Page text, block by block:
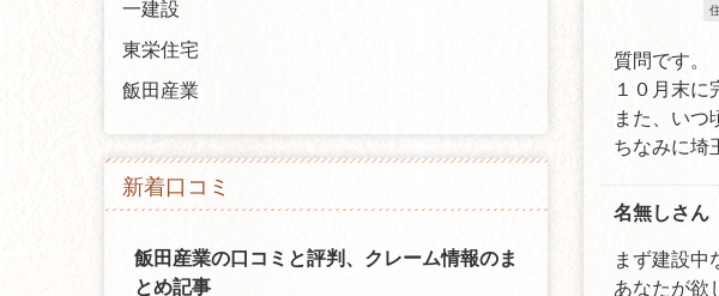
質問です。
１０月末
また、いつ
ちなみに埼
名無しさん
まず建設中
あなたが欲
一建設
東栄住宅
飯田産業
新着口コミ
飯田産業の口コミと評判、クレーム情報のま
とめ記事